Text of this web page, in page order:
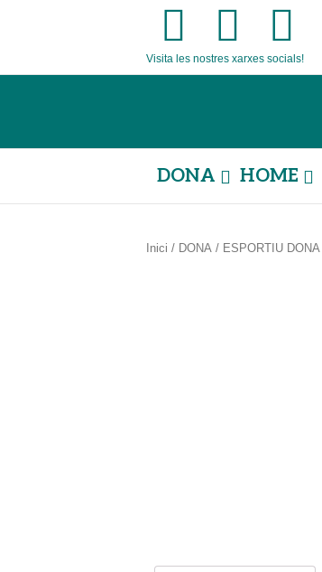
a
e
b
o
w
t
t
e
n
t
a
g
Visita les nostres xarxes socials!
DONA HOME
Inici / DONA / ESPORTIU DONA